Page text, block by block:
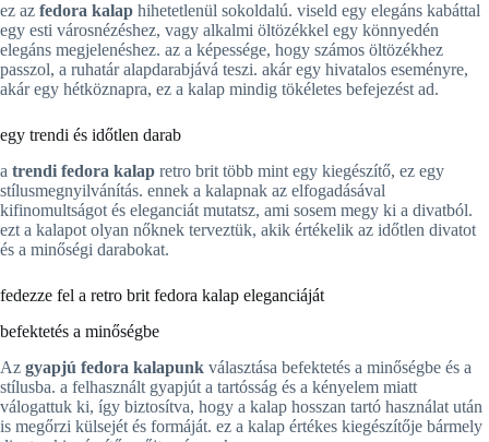
ez az fedora kalap hihetetlenül sokoldalú. viseld egy elegáns kabáttal
egy esti városnézéshez, vagy alkalmi öltözékkel egy könnyedén
elegáns megjelenéshez. az a képessége, hogy számos öltözékhez
passzol, a ruhatár alapdarabjává teszi. akár egy hivatalos eseményre,
akár egy hétköznapra, ez a kalap mindig tökéletes befejezést ad.
egy trendi és időtlen darab
a trendi fedora kalap retro brit több mint egy kiegészítő, ez egy
stílusmegnyilvánítás. ennek a kalapnak az elfogadásával
kifinomultságot és eleganciát mutatsz, ami sosem megy ki a divatból.
ezt a kalapot olyan nőknek terveztük, akik értékelik az időtlen divatot
és a minőségi darabokat.
fedezze fel a retro brit fedora kalap eleganciáját
befektetés a minőségbe
Az gyapjú fedora kalapunk választása befektetés a minőségbe és a
stílusba. a felhasznált gyapjút a tartósság és a kényelem miatt
válogattuk ki, így biztosítva, hogy a kalap hosszan tartó használat után
is megőrzi külsejét és formáját. ez a kalap értékes kiegészítője bármely